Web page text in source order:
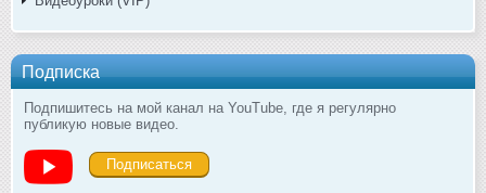
Подписка
Подпишитесь на мой канал на YouTube, где я регулярно
публикую новые видео.
Подписаться